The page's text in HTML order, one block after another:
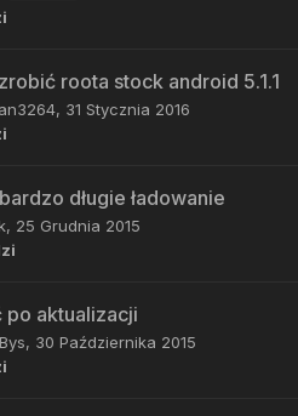
roota stock android 5.1.1
, 31 Stycznia 2016
długie ładowanie
, 25 Grudnia 2015
po aktualizacji
, 30 Października 2015